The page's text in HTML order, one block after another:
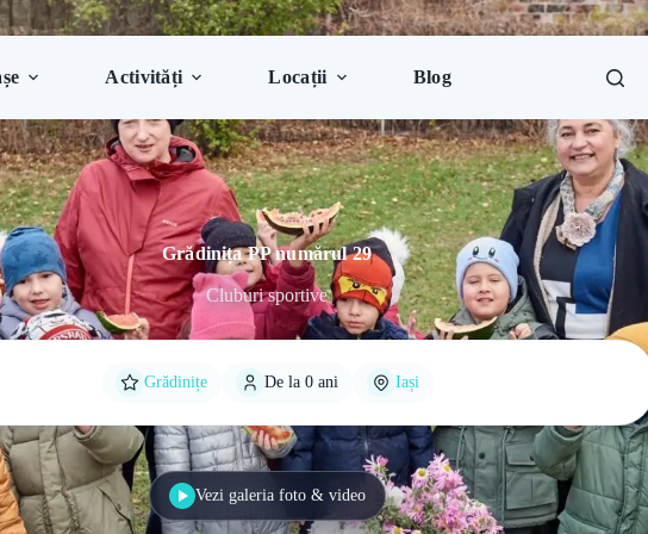
Activități Locații Blog
Grădinița PP numărul 29
Cluburi sportive
Grădinițe De la 0 ani Iași
Vezi galeria foto & video